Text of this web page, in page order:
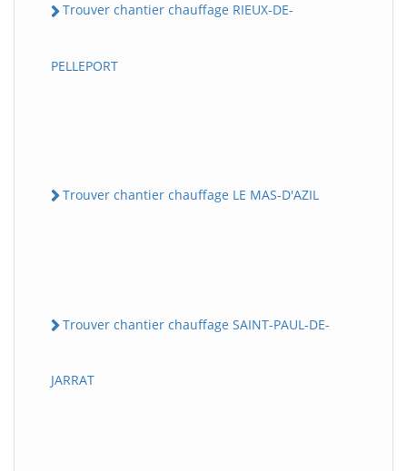
Trouver chantier chauffage RIEUX-DE-
PELLEPORT
Trouver chantier chauffage LE MAS-D'AZIL
Trouver chantier chauffage SAINT-PAUL-DE-
JARRAT